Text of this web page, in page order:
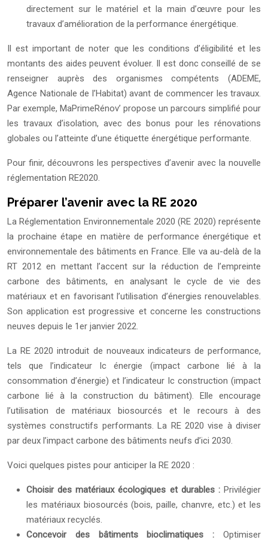
directement sur le matériel et la main d’œuvre pour les
travaux d’amélioration de la performance énergétique.
Il est important de noter que les conditions d’éligibilité et les
montants des aides peuvent évoluer. Il est donc conseillé de se
renseigner auprès des organismes compétents (ADEME,
Agence Nationale de l’Habitat) avant de commencer les travaux.
Par exemple, MaPrimeRénov’ propose un parcours simplifié pour
les travaux d’isolation, avec des bonus pour les rénovations
globales ou l’atteinte d’une étiquette énergétique performante.
Pour finir, découvrons les perspectives d’avenir avec la nouvelle
réglementation RE2020.
Préparer l’avenir avec la RE 2020
La Réglementation Environnementale 2020 (RE 2020) représente
la prochaine étape en matière de performance énergétique et
environnementale des bâtiments en France. Elle va au-delà de la
RT 2012 en mettant l’accent sur la réduction de l’empreinte
carbone des bâtiments, en analysant le cycle de vie des
matériaux et en favorisant l’utilisation d’énergies renouvelables.
Son application est progressive et concerne les constructions
neuves depuis le 1er janvier 2022.
La RE 2020 introduit de nouveaux indicateurs de performance,
tels que l’indicateur Ic énergie (impact carbone lié à la
consommation d’énergie) et l’indicateur Ic construction (impact
carbone lié à la construction du bâtiment). Elle encourage
l’utilisation de matériaux biosourcés et le recours à des
systèmes constructifs performants. La RE 2020 vise à diviser
par deux l’impact carbone des bâtiments neufs d’ici 2030.
Voici quelques pistes pour anticiper la RE 2020 :
Choisir des matériaux écologiques et durables : Privilégier
les matériaux biosourcés (bois, paille, chanvre, etc.) et les
matériaux recyclés.
Concevoir des bâtiments bioclimatiques : Optimiser